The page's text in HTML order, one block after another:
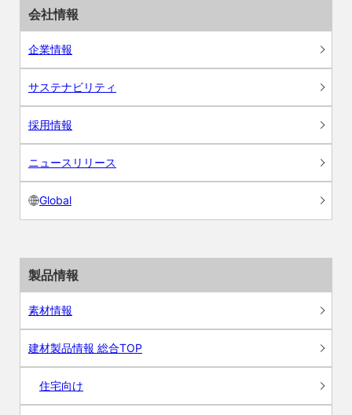
会社情報
企業情報
サステナビリティ
採用情報
ニュースリリース
Global
製品情報
素材情報
建材製品情報 総合TOP
住宅向け